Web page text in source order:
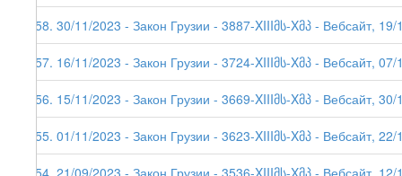
258. 30/11/2023 - Закон Грузии - 3887-XIIIმს-Xმპ - Вебсайт,
257. 16/11/2023 - Закон Грузии - 3724-XIIIმს-Xმპ - Вебсайт,
256. 15/11/2023 - Закон Грузии - 3669-XIIIმს-Xმპ - Вебсайт,
255. 01/11/2023 - Закон Грузии - 3623-XIIIმს-Xმპ - Вебсайт,